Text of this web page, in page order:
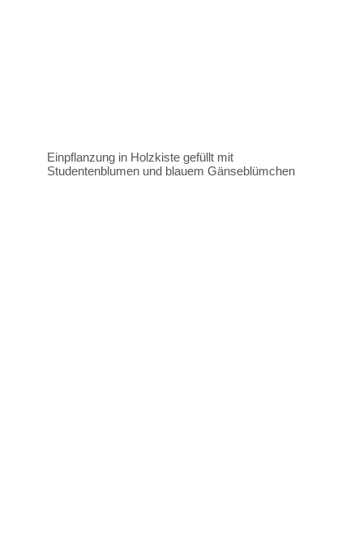
Einpflanzung in Holzkiste gefüllt mit
Studentenblumen und blauem Gänseblümchen